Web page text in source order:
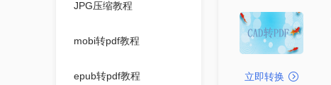
JPG压缩教程
mobi转pdf教程
epub转pdf教程 立即转换